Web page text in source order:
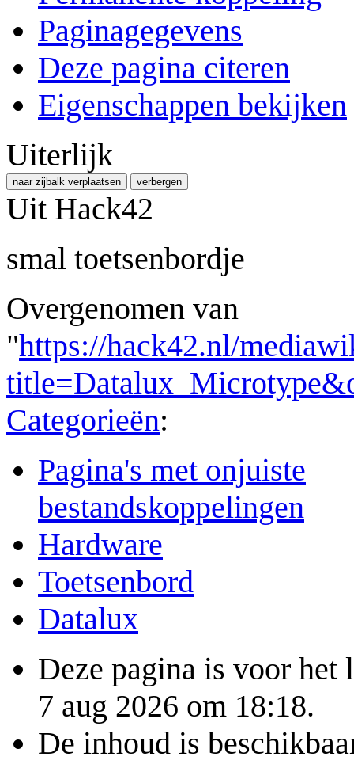
Paginagegevens
Deze pagina citeren
Eigenschappen bekijken
Uiterlijk
naar zijbalk verplaatsen verbergen
Uit Hack42
smal toetsenbordje
Overgenomen van
"https://hack42.nl/
Categorieën:
Pagina's met onjuiste
bestandskoppelingen
Hardware
Toetsenbord
Datalux
Deze pagina is voor het
7 aug 2026 om 18:18.
De inhoud is